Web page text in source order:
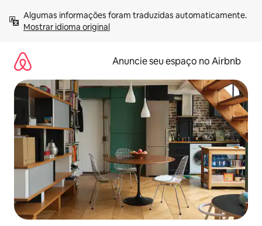
para
Mostrar idioma original
Anuncie seu espaço no Airbnb